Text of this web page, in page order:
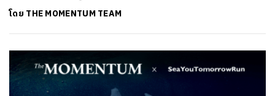
โดย THE MOMENTUM TEAM